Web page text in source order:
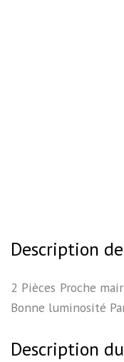
Description
2 Pièces Proche
Bonne luminosité
Description